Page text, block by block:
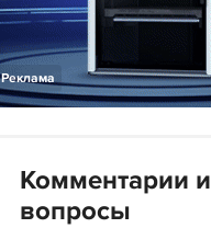
Реклама
Комментарии и
вопросы